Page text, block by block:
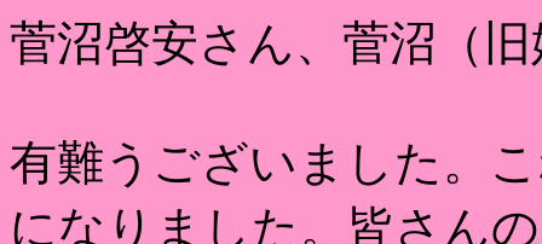
菅沼啓安さん、菅沼（
有難うございました。
になりました。皆さん